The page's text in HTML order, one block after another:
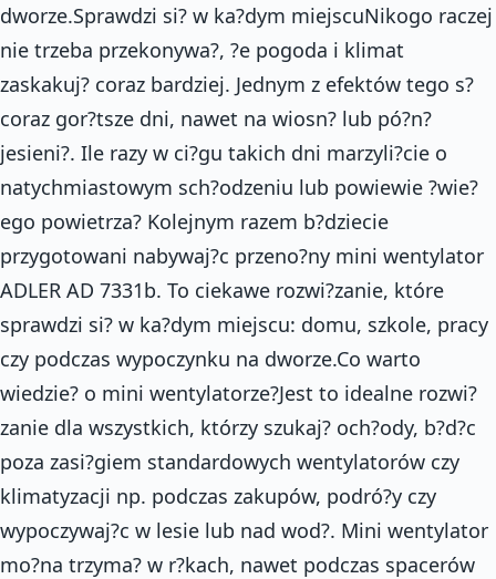
dworze.Sprawdzi si? w ka?dym miejscuNikogo raczej
nie trzeba przekonywa?, ?e pogoda i klimat
zaskakuj? coraz bardziej. Jednym z efektów tego s?
coraz gor?tsze dni, nawet na wiosn? lub pó?n?
jesieni?. Ile razy w ci?gu takich dni marzyli?cie o
natychmiastowym sch?odzeniu lub powiewie ?wie?
ego powietrza? Kolejnym razem b?dziecie
przygotowani nabywaj?c przeno?ny mini wentylator
ADLER AD 7331b. To ciekawe rozwi?zanie, które
sprawdzi si? w ka?dym miejscu: domu, szkole, pracy
czy podczas wypoczynku na dworze.Co warto
wiedzie? o mini wentylatorze?Jest to idealne rozwi?
zanie dla wszystkich, którzy szukaj? och?ody, b?d?c
poza zasi?giem standardowych wentylatorów czy
klimatyzacji np. podczas zakupów, podró?y czy
wypoczywaj?c w lesie lub nad wod?. Mini wentylator
mo?na trzyma? w r?kach, nawet podczas spacerów